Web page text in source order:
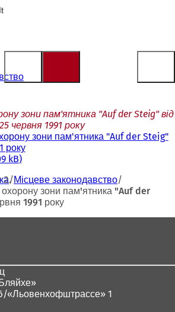
зони пам'ятника "Auf der Steig" від
25 червня 1991 року
зони пам'ятника "Auf der Steig"
року
kB
Місцеве законодавство
зони пам'ятника "Auf der
1991 року
«Льовенхофштрассе» 1